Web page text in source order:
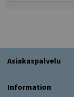
Asiakaspalvelu
Information